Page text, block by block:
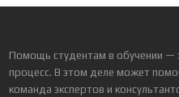
Помощь студентам в обучении —
процесс. В этом деле может
команда экспертов и